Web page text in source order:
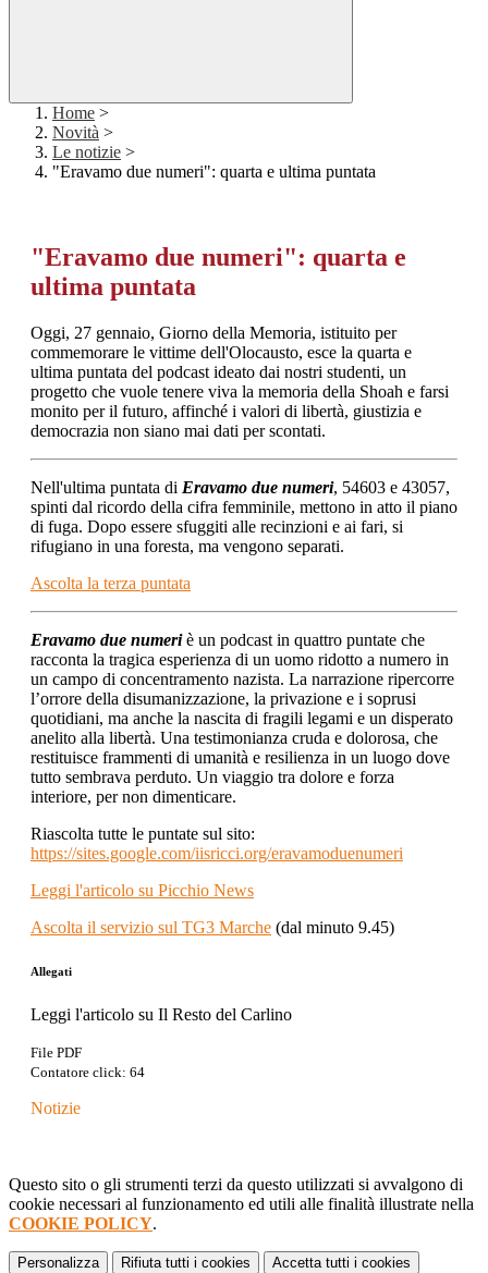
Home >
Novità >
Le notizie >
"Eravamo due numeri": quarta e ultima puntata
"Eravamo due numeri": quarta e
ultima puntata
Oggi, 27 gennaio, Giorno della Memoria, istituito per
commemorare le vittime dell'Olocausto, esce la quarta e
ultima puntata del podcast ideato dai nostri studenti, un
progetto che vuole tenere viva la memoria della Shoah e farsi
monito per il futuro, affinché i valori di libertà, giustizia e
democrazia non siano mai dati per scontati.
Nell'ultima puntata di Eravamo due numeri, 54603 e 43057,
spinti dal ricordo della cifra femminile, mettono in atto il piano
di fuga. Dopo essere sfuggiti alle recinzioni e ai fari, si
rifugiano in una foresta, ma vengono separati.
Ascolta la terza puntata
Eravamo due numeri è un podcast in quattro puntate che
racconta la tragica esperienza di un uomo ridotto a numero in
un campo di concentramento nazista. La narrazione ripercorre
l’orrore della disumanizzazione, la privazione e i soprusi
quotidiani, ma anche la nascita di fragili legami e un disperato
anelito alla libertà. Una testimonianza cruda e dolorosa, che
restituisce frammenti di umanità e resilienza in un luogo dove
tutto sembrava perduto. Un viaggio tra dolore e forza
interiore, per non dimenticare.
Riascolta tutte le puntate sul sito:
https://sites.google.com/iisricci.org/eravamoduenumeri
Leggi l'articolo su Picchio News
Ascolta il servizio sul TG3 Marche (dal minuto 9.45)
Allegati
Leggi l'articolo su Il Resto del Carlino
File PDF
Contatore click: 64
Notizie
Questo sito o gli strumenti terzi da questo utilizzati si avvalgono di
cookie necessari al funzionamento ed utili alle finalità illustrate nella
COOKIE POLICY.
Personalizza Rifiuta tutti i cookies Accetta tutti i cookies